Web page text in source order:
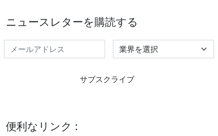
ニュースレターを購読する
Select Industry
サブスクライブ
便利なリンク :